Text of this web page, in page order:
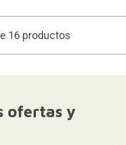
16 productos
ofertas y